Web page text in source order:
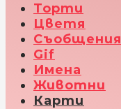
Торти
Цветя
Съобщения
Gif
Имена
Животни
Карти